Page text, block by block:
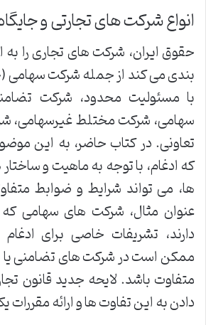
انواع شرکت های تجارتی و
حقوق ایران، شرکت های تجاری را
بندی می کند از جمله شرکت
با مسئولیت محدود، شرکت
سهامی، شرکت مختلط غیرسهامی،
تعاونی. در کتاب حاضر، به این
که ادغام، با توجه به ماهیت و
ها، می تواند شرایط و ضوابط
عنوان مثال، شرکت های سهامی که
دارند، تشریفات خاصی برای
ممکن است در شرکت های تضامنی
متفاوت باشد. لایحه جدید قانون
دادن به این تفاوت ها و ارائه مقررات